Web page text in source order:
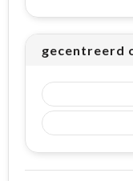
gecentreerd